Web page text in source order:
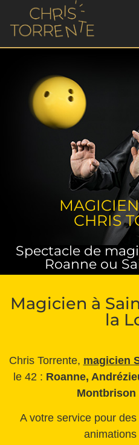
CHRIS
Spectacle de
Roanne ou
Magicien à
la
Chris Torrente, magicien
le 42 : Roanne,
A votre service pour